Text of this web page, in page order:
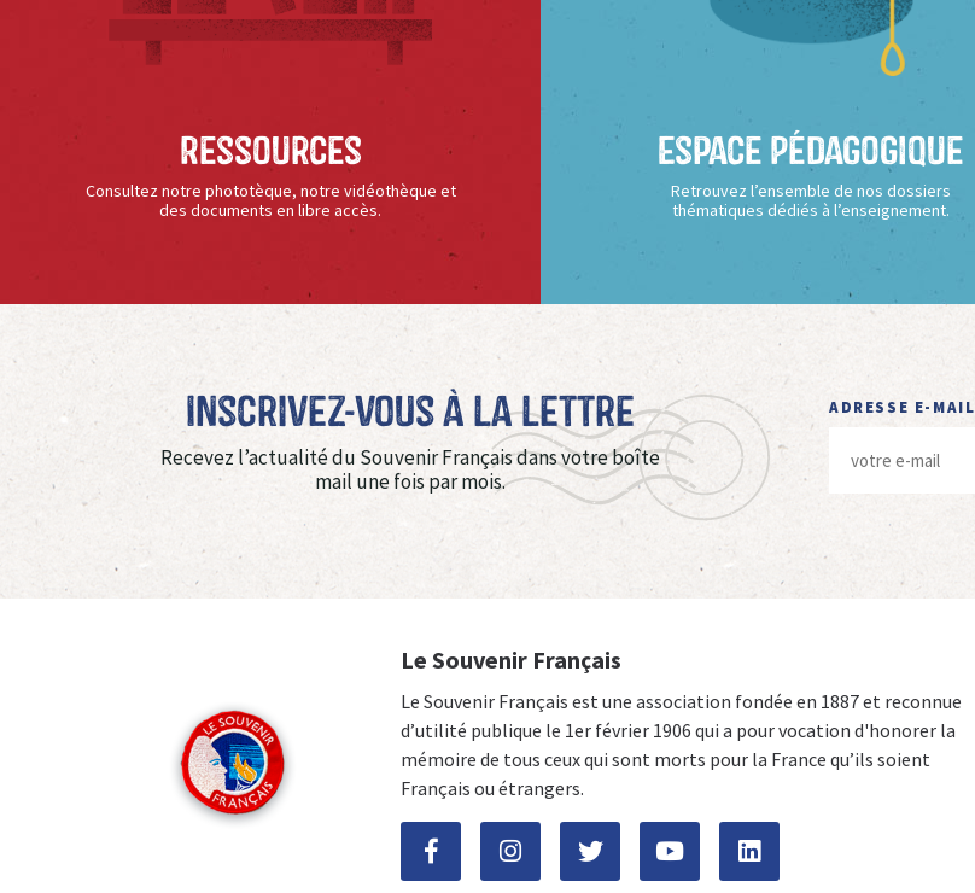
Ressources
Consultez notre phototèque, notre vidéothèque et
des documents en libre accès.
Espace Pédagogique
Retrouvez l’ensemble de nos dossiers
thématiques dédiés à l’enseignement.
Inscrivez-vous à La Lettre
Recevez l’actualité du Souvenir Français dans votre boîte
mail une fois par mois.
ADRESSE E-MAIL
Le Souvenir Français
Le Souvenir Français est une association fondée en 1887 et reconnue
d’utilité publique le 1er février 1906 qui a pour vocation d'honorer la
mémoire de tous ceux qui sont morts pour la France qu’ils soient
Français ou étrangers.